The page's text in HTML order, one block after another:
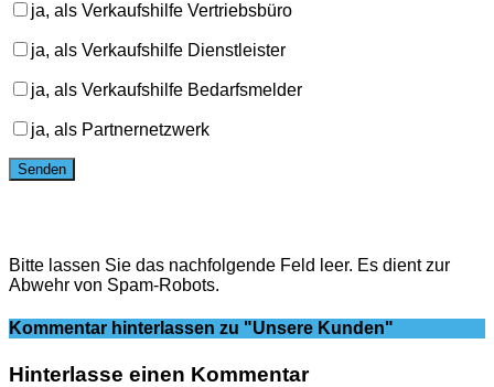
ja, als Verkaufshilfe Vertriebsbüro
ja, als Verkaufshilfe Dienstleister
ja, als Verkaufshilfe Bedarfsmelder
ja, als Partnernetzwerk
Bitte lassen Sie das nachfolgende Feld leer. Es dient zur
Abwehr von Spam-Robots.
Kommentar hinterlassen zu "Unsere Kunden"
Hinterlasse einen Kommentar